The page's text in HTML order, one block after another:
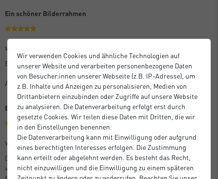
Ein schöner Bilderrahmen
Verifizierter Kauf
Es ist praktisch und schön, wenn auch etwas teuer.
Anton M.
Beste Qualität
Verifizierter Kauf Größe: 21 x 29,7 cm (A4)
Farbe: Silber Matt
Die bestellten Artikel entsprachen der Beschreibung, kamen perfekt
verpackt und sehr schnell an. Ganz hervorragende Qualität der
Wir verwenden Cookies und ähnliche Technologien auf
unserer Website und verarbeiten personenbezogene Daten
von Besucher:innen unserer Webseite (z.B. IP-Adresse), um
z.B. Inhalte und Anzeigen zu personalisieren, Medien von
Drittanbietern einzubinden oder Zugriffe auf unsere Website
zu analysieren. Die Datenverarbeitung erfolgt erst durch
gesetzte Cookies. Wir teilen diese Daten mit Dritten, die wir
in den Einstellungen benennen.
Die Datenverarbeitung kann mit Einwilligung oder aufgrund
eines berechtigten Interesses erfolgen. Die Zustimmung
kann erteilt oder abgelehnt werden. Es besteht das Recht,
nicht einzuwilligen und die Einwilligung zu einem späteren